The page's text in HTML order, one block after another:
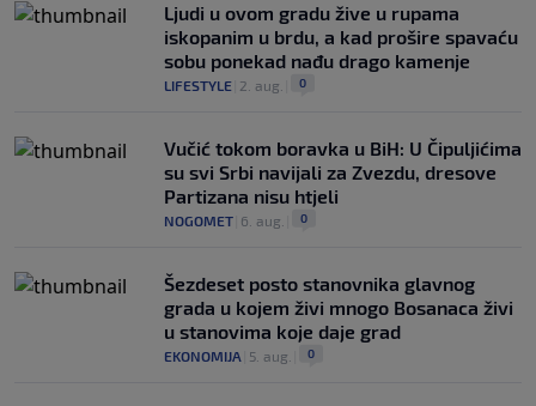
Ljudi u ovom gradu žive u rupama
iskopanim u brdu, a kad prošire spavaću
sobu ponekad nađu drago kamenje
LIFESTYLE 2. aug. 0
Vučić tokom boravka u BiH: U Čipuljićima
su svi Srbi navijali za Zvezdu, dresove
Partizana nisu htjeli
NOGOMET 6. aug. 0
Šezdeset posto stanovnika glavnog
grada u kojem živi mnogo Bosanaca živi
u stanovima koje daje grad
EKONOMIJA 5. aug. 0